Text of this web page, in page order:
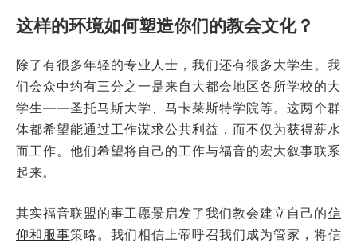
这样的环境如何塑造你们的教会文化？
除了有很多年轻的专业人士，我们还有很多大学生。我
们会众中约有三分之一是来自大都会地区各所学校的大
学生——圣托马斯大学、马卡莱斯特学院等。这两个群
体都希望能通过工作谋求公共利益，而不仅为获得薪水
而工作。他们希望将自己的工作与福音的宏大叙事联系
起来。
其实福音联盟的事工愿景启发了我们教会建立自己的信
仰和服事策略。我们相信上帝呼召我们成为管家，将信